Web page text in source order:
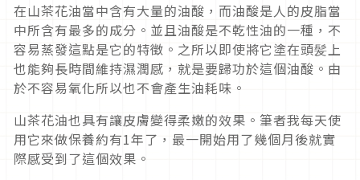
在山茶花油當中含有大量的油酸，而油酸是人的皮脂當
中所含有最多的成分。並且油酸是不乾性油的一種，不
容易蒸發這點是它的特徵。之所以即使將它塗在頭髪上
也能夠長時間維持濕潤感，就是要歸功於這個油酸。由
於不容易氧化所以也不會產生油耗味。
山茶花油也具有讓皮膚變得柔嫩的效果。筆者我每天使
用它來做保養約有1年了，最一開始用了幾個月後就實
際感受到了這個效果。